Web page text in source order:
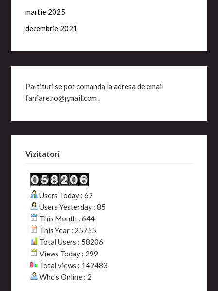
martie 2025
decembrie 2021
Partituri se pot comanda la adresa de email
fanfare.ro@gmail.com .
Vizitatori
Users Today : 62
Users Yesterday : 85
This Month : 644
This Year : 25755
Total Users : 58206
Views Today : 299
Total views : 142483
Who's Online : 2